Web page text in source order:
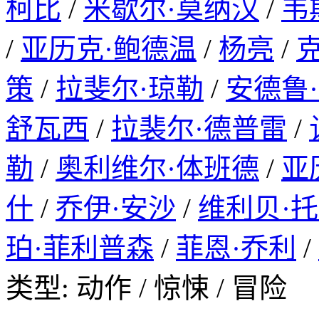
柯比 / 米歇尔·莫纳汉 / 韦
/ 亚历克·鲍德温 / 杨亮 /
策 / 拉斐尔·琼勒 / 安德鲁
舒瓦西 / 拉裴尔·德普雷 /
勒 / 奥利维尔·体班德 / 亚
什 / 乔伊·安沙 / 维利贝·
珀·菲利普森 / 菲恩·乔利 /
类型: 动作 / 惊悚 / 冒险